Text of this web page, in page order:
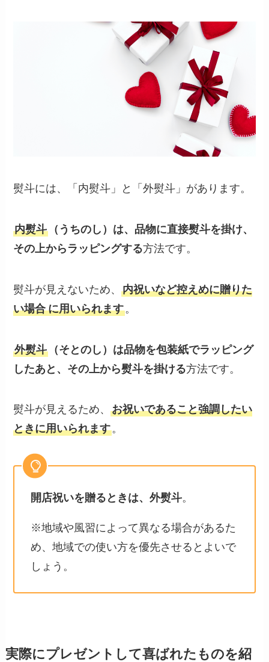
熨斗には、「内熨斗」と「外熨斗」があります。
内熨斗 （うちのし）は、品物に直接熨斗を掛け、
その上からラッピングする方法です。
熨斗が見えないため、内祝いなど控えめに贈りた
い場合 に用いられます。
外熨斗 （そとのし）は品物を包装紙でラッピング
したあと、その上から熨斗を掛ける方法です。
熨斗が見えるため、お祝いであること強調したい
ときに用いられます。
開店祝いを贈るときは、外熨斗。
※地域や風習によって異なる場合があるた
め、地域での使い方を優先させるとよいで
しょう。
実際にプレゼントして喜ばれたものを紹